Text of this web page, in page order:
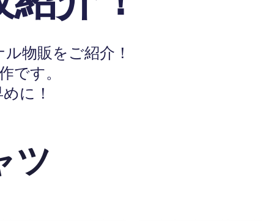
物販をご紹介！
です。
に！
ツ